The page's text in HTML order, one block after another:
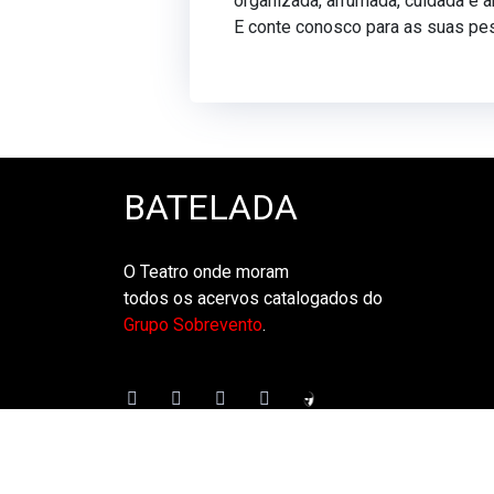
E conte conosco para as suas
BATELADA
O Teatro onde moram
todos os acervos catalogados do
Grupo Sobrevento.